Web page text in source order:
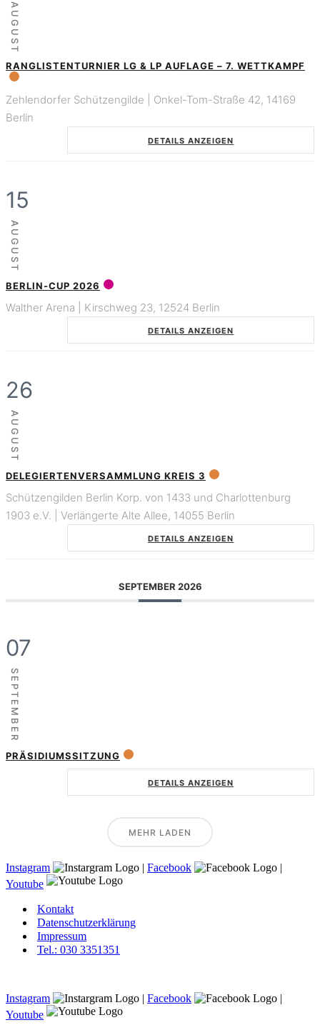
AUGUST
RANGLISTENTURNIER LG & LP AUFLAGE – 7. WETTKAMPF
Zehlendorfer Schützengilde | Onkel-Tom-Straße 42, 14169
Berlin
DETAILS ANZEIGEN
15
AUGUST
BERLIN-CUP 2026
Walther Arena | Kirschweg 23, 12524 Berlin
DETAILS ANZEIGEN
26
AUGUST
DELEGIERTENVERSAMMLUNG KREIS 3
Schützengilden Berlin Korp. von 1433 und Charlottenburg
1903 e.V. | Verlängerte Alte Allee, 14055 Berlin
DETAILS ANZEIGEN
SEPTEMBER 2026
07
SEPTEMBER
PRÄSIDIUMSSITZUNG
DETAILS ANZEIGEN
MEHR LADEN
Instagram | Facebook
|
Youtube
Kontakt
Datenschutzerklärung
Impressum
Tel.: 030 3351351
Instagram | Facebook
|
Youtube